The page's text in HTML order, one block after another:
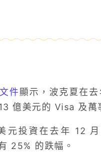
文件顯示，波克夏在
億美元的 Visa 及萬
投資在去年 12
25% 的跌幅。